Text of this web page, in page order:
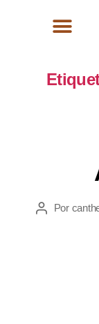
Por